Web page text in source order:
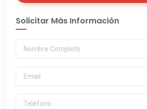
Solicitar Más Información